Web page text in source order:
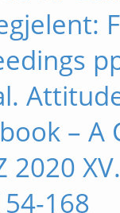
–
2020
168